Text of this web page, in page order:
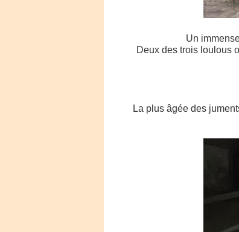
Un
Deux des trois loulous
La plus âgée des